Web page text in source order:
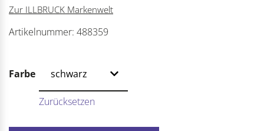
Zur ILLBRUCK Markenwelt
Artikelnummer: 488359
Farbe
Zurücksetzen